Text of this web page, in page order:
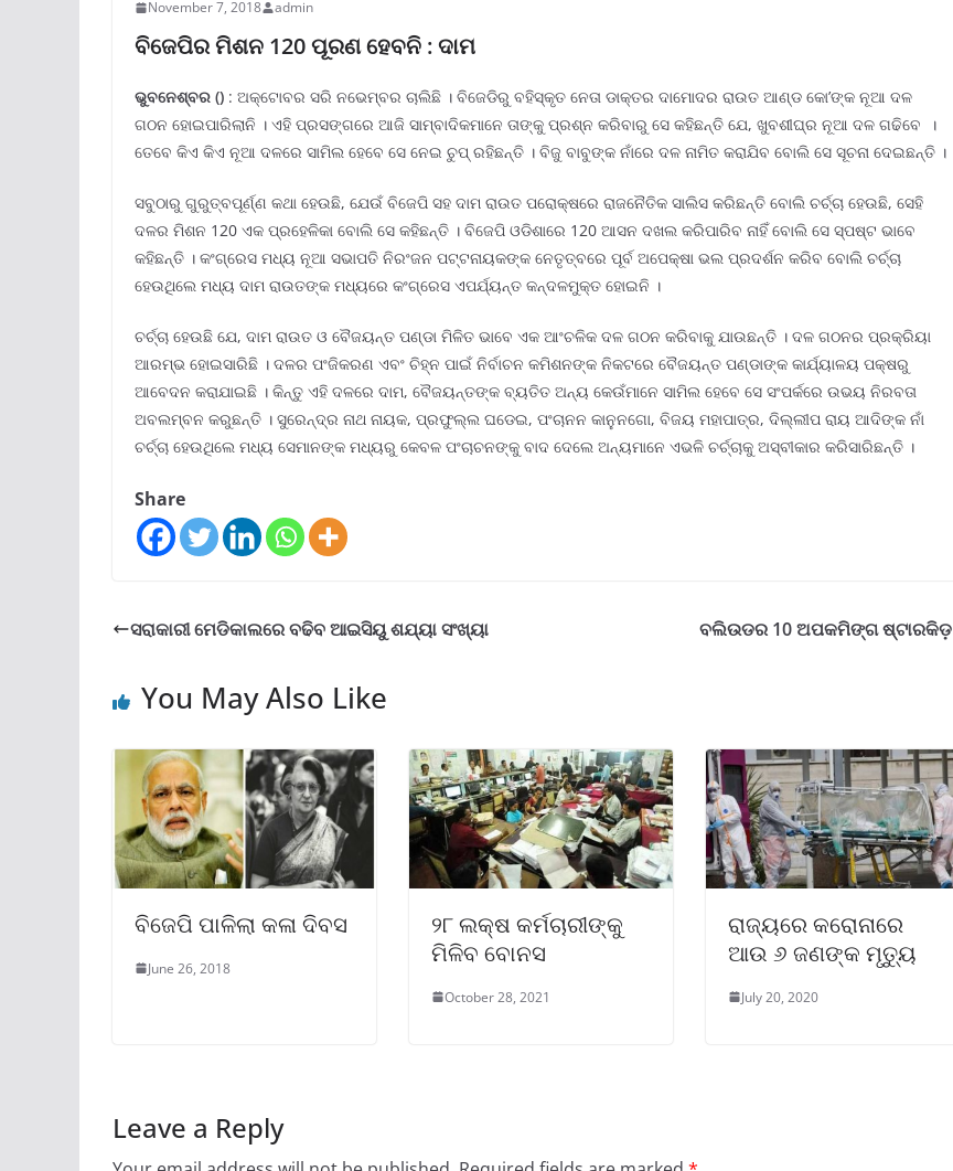
November 7, 2018 admin
ବିଜେପିର ମିଶନ 120 ପୂରଣ ହେବନି : ଦାମ
ଭୁବନେଶ୍ବର () : ଅକ୍ଟୋବର ସରି ନଭେମ୍ବର ଚାଲିଛି । ବିଜେଡିରୁ ବହିସ୍କୃତ ନେତା ଡାକ୍ତର ଦାମୋଦର ରାଉତ ଆଣ୍ଡ କୋ’ଙ୍କ ନୂଆ ଦଳ
ଗଠନ ହୋଇପାରିଲାନି । ଏହି ପ୍ରସଙ୍ଗରେ ଆଜି ସାମ୍ବାଦିକମାନେ ତାଙ୍କୁ ପ୍ରଶ୍ନ କରିବାରୁ ସେ କହିଛନ୍ତି ଯେ, ଖୁବଶୀଘ୍ର ନୂଆ ଦଳ ଗଢିବେ ।
ତେବେ କିଏ କିଏ ନୂଆ ଦଳରେ ସାମିଲ ହେବେ ସେ ନେଇ ଚୁପ୍ ରହିଛନ୍ତି । ବିଜୁ ବାବୁଙ୍କ ନାଁରେ ଦଳ ନାମିତ କରାଯିବ ବୋଲି ସେ ସୂଚନା ଦେଇଛନ୍ତି ।
ସବୁଠାରୁ ଗୁରୁତ୍ବପୂର୍ଣ୍ଣ କଥା ହେଉଛି, ଯେଉଁ ବିଜେପି ସହ ଦାମ ରାଉତ ପରୋକ୍ଷରେ ରାଜନୈତିକ ସାଲିସ କରିଛନ୍ତି ବୋଲି ଚର୍ଚ୍ଚା ହେଉଛି, ସେହି
ଦଳର ମିଶନ 120 ଏକ ପ୍ରହେଳିକା ବୋଲି ସେ କହିଛନ୍ତି । ବିଜେପି ଓଡିଶାରେ 120 ଆସନ ଦଖଲ କରିପାରିବ ନାହିଁ ବୋଲି ସେ ସ୍ପଷ୍ଟ ଭାବେ
କହିଛନ୍ତି । କଂଗ୍ରେସ ମଧ୍ୟ ନୂଆ ସଭାପତି ନିରଂଜନ ପଟ୍ଟନାୟକଙ୍କ ନେତୃତ୍ବରେ ପୂର୍ବ ଅପେକ୍ଷା ଭଲ ପ୍ରଦର୍ଶନ କରିବ ବୋଲି ଚର୍ଚ୍ଚା
ହେଉଥିଲେ ମଧ୍ୟ ଦାମ ରାଉତଙ୍କ ମଧ୍ୟରେ କଂଗ୍ରେସ ଏପର୍ଯ୍ୟନ୍ତ କନ୍ଦଳମୁକ୍ତ ହୋଇନି ।
ଚର୍ଚ୍ଚା ହେଉଛି ଯେ, ଦାମ ରାଉତ ଓ ବୈଜୟନ୍ତ ପଣ୍ଡା ମିଳିତ ଭାବେ ଏକ ଆଂଚଳିକ ଦଳ ଗଠନ କରିବାକୁ ଯାଉଛନ୍ତି । ଦଳ ଗଠନର ପ୍ରକ୍ରିୟା
ଆରମ୍ଭ ହୋଇସାରିଛି । ଦଳର ପଂଜିକରଣ ଏବଂ ଚିହ୍ନ ପାଇଁ ନିର୍ବାଚନ କମିଶନଙ୍କ ନିକଟରେ ବୈଜୟନ୍ତ ପଣ୍ଡାଙ୍କ କାର୍ଯ୍ୟାଳୟ ପକ୍ଷରୁ
ଆବେଦନ କରାଯାଇଛି । କିନ୍ତୁ ଏହି ଦଳରେ ଦାମ, ବୈଜୟନ୍ତଙ୍କ ବ୍ୟତିତ ଅନ୍ୟ କେଉଁମାନେ ସାମିଲ ହେବେ ସେ ସଂପର୍କରେ ଉଭୟ ନିରବତା
ଅବଲମ୍ବନ କରୁଛନ୍ତି । ସୁରେନ୍ଦ୍ର ନାଥ ନାୟକ, ପ୍ରଫୁଲ୍ଲ ଘଡେଇ, ପଂଚାନନ କାନୁନଗୋ, ବିଜୟ ମହାପାତ୍ର, ଦିଲ୍ଲୀପ ରାୟ ଆଦିଙ୍କ ନାଁ
ଚର୍ଚ୍ଚା ହେଉଥିଲେ ମଧ୍ୟ ସେମାନଙ୍କ ମଧ୍ୟରୁ କେବଳ ପଂଚାଚନଙ୍କୁ ବାଦ ଦେଲେ ଅନ୍ୟମାନେ ଏଭଳି ଚର୍ଚ୍ଚାକୁ ଅସ୍ବୀକାର କରିସାରିଛନ୍ତି ।
Share
ସରାକାରୀ ମେଡିକାଲରେ ବଢିବ ଆଇସିୟୁ ଶଯ୍ୟା ସଂଖ୍ୟା ବଲିଉଡର 10 ଅପକମିଙ୍ଗ ଷ୍ଟାରକିଡ଼
You May Also Like
ବିଜେପି ପାଳିଲା କଳା ଦିବସ
June 26, 2018
୨୮ ଲକ୍ଷ କର୍ମଚାରୀଙ୍କୁ
ମିଳିବ ବୋନସ
October 28, 2021
ରାଜ୍ୟରେ କରୋନାରେ
ଆଉ ୬ ଜଣଙ୍କ ମୃତ୍ୟୁ
July 20, 2020
Leave a Reply